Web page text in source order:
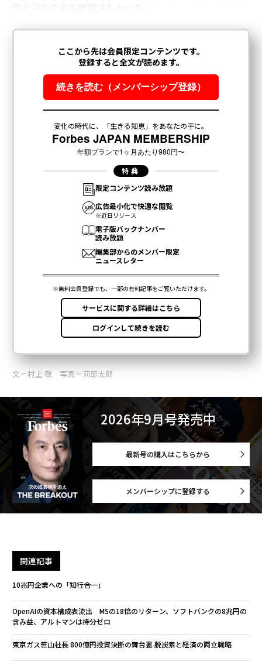
文＝村上 敬 写真＝苅部太郎
2026年9月号発売中
最新号の購入はこちらから
メンバーシップに登録する
関連記事
10兆円企業への「知行合一」
OpenAIの資本構成表流出 MSの18倍のリターン、ソフトバンクの8兆円の
含み益、アルトマンは持分ゼロ
東京ガス笹山社長 800億円投資決断の舞台裏 脱炭素と経済の両立戦略